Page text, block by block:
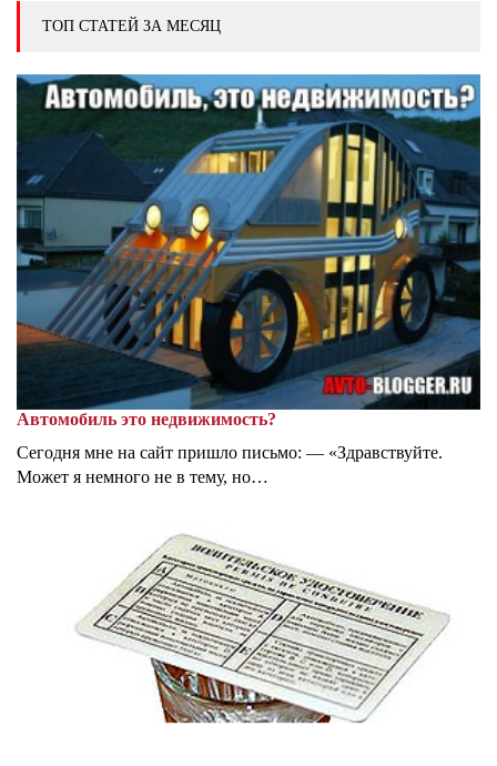
ТОП СТАТЕЙ ЗА МЕСЯЦ
Автомобиль это недвижимость?
Сегодня мне на сайт пришло письмо: — «Здравствуйте.
Может я немного не в тему, но…